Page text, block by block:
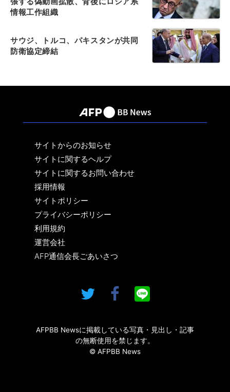
情報工作組織
サウジ、トルコ、パキスタンが共同
防衛協定締結
サイトからのお知らせ
サイトに関するヘルプ
サイトに関するお問い合わせ
採用情報
サイトポリシー
プライバシーポリシー
利用規約
運営会社
AFP通信会長ごあいさつ
AFPBB Newsに掲載している写真・見出し・記事
の無断使用を禁じます。
© AFPBB News